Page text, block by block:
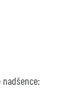
nadšence: